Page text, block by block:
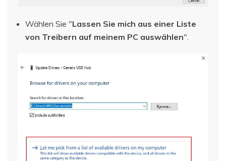
Wählen Sie "Lassen Sie mich aus einer Liste
von Treibern auf meinem PC auswählen".